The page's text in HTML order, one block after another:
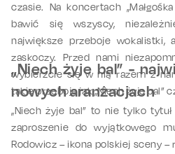
czasie. Na koncertach
bawić się wszyscy,
największe przeboje wokalistki,
zaskoczy. Przed nami
wybierzcie się w nią razem z
takie przeboje jak „Niech żyje bal”
„Niech żyje bal” -
nowych aranżacjach
„Niech żyje bal” to nie tylko
zaproszenie do wyjątkowego
Rodowicz – ikona polskiej sceny